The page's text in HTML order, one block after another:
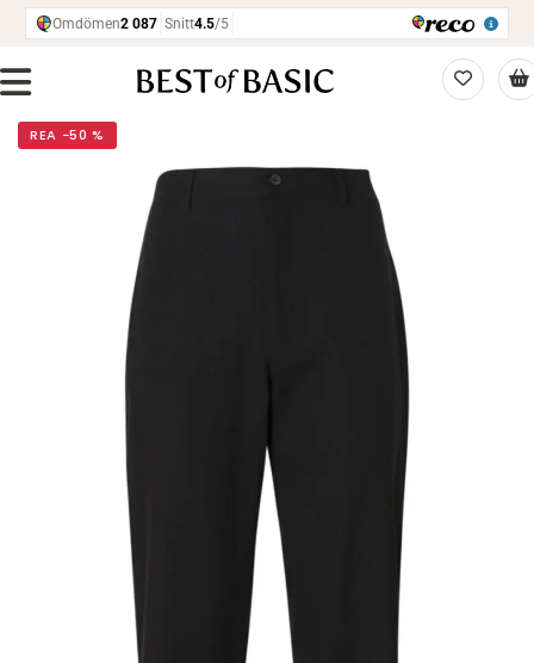
REA −50 %